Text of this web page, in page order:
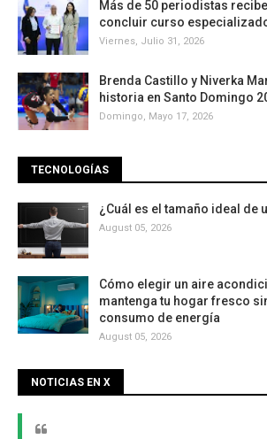
Más de 50 periodistas
concluir curso
Viernes, Julio 31, 2026
Brenda Castillo y Niverka
historia en Santo Domingo
Domingo, Mayo 17, 2026
TECNOLOGÍAS
¿Cuál es el tamaño ideal de
August 05, 2026
Cómo elegir un aire
mantenga tu hogar fresco
consumo de energía
August 05, 2026
NOTICIAS EN X